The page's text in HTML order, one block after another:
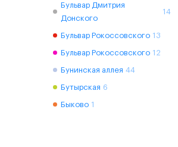
Бульвар Дмитрия
Донского
14
Бульвар Рокоссовского 13
Бульвар Рокоссовского 12
Бунинская аллея 44
Бутырская 6
Быково 1